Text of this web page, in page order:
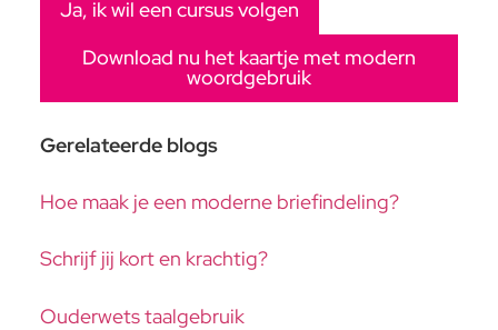
Ja, ik wil een cursus volgen
Download nu het kaartje met modern
woordgebruik
Gerelateerde blogs
Hoe maak je een moderne briefindeling?
Schrijf jij kort en krachtig?
Ouderwets taalgebruik